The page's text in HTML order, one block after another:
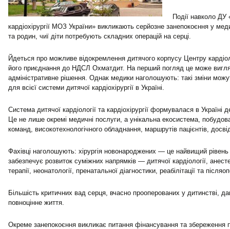
Події навколо ДУ
кардіохірургії МОЗ України» викликають серйозне занепокоєння у
та родин, чиї діти потребують складних операцій на серці.
Йдеться про можливе відокремлення дитячого корпусу Центру
його приєднання до НДСЛ Охматдит. На перший погляд це може
адміністративне рішення. Однак медики наголошують: такі зміни
для всієї системи дитячої кардіохірургії в Україні.
Система дитячої кардіології та кардіохірургії формувалася в
Це не лише окремі медичні послуги, а унікальна екосистема,
команд, високотехнологічного обладнання, маршрутів пацієнтів,
Фахівці наголошують: хірургія новонароджених — це найвищий
забезпечує розвиток суміжних напрямків — дитячої кардіології,
терапії, неонатології, пренатальної діагностики, реабілітації та
Більшість критичних вад серця, вчасно прооперованих у дитинстві,
повноцінне життя.
Окреме занепокоєння викликає питання фінансування та збереження